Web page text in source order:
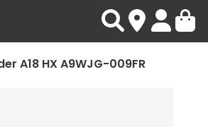
A18 HX A9WJG-009FR